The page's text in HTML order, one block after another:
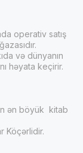
operativ satış
və dünyanın
həyata keçirir.
ən böyük kitab
Köçərlidir.